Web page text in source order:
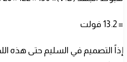
= 13.2 فولت
إذاً التصميم في السليم حتى هذه